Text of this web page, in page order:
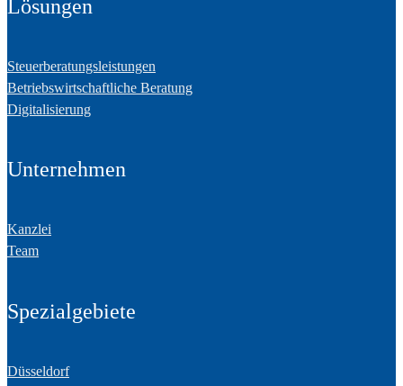
Lösungen
Steuerberatungsleistungen
Betriebswirtschaftliche Beratung
Digitalisierung
Unternehmen
Kanzlei
Team
Spezialgebiete
Düsseldorf